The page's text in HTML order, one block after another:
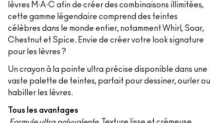
lèvres M·A·C afin de créer des combinaisons illimitées,
cette gamme légendaire comprend des teintes
célèbres dans le monde entier, notamment Whirl, Soar,
Chestnut et Spice. Envie de créer votre look signature
pour les lèvres ?
Un crayon à la pointe ultra précise disponible dans une
vaste palette de teintes, parfait pour dessiner, ourler ou
habiller les lèvres.
Tous les avantages